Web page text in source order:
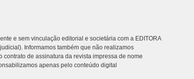
e sem vinculação editorial e societária com a EDITORA
Informamos também que não realizamos
de assinatura da revista impressa de nome
apenas pelo conteúdo digital